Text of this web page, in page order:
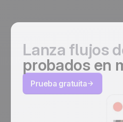
Lanza flujos
probados en
Prueba gratuita